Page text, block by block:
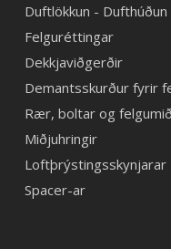
Duftlökkun - Dufthúðun
Felguréttingar
Dekkjaviðgerðir
Demantsskurður fyrir
Rær, boltar og
Miðjuhringir
Loftþrýstingsskynjarar
Spacer-ar